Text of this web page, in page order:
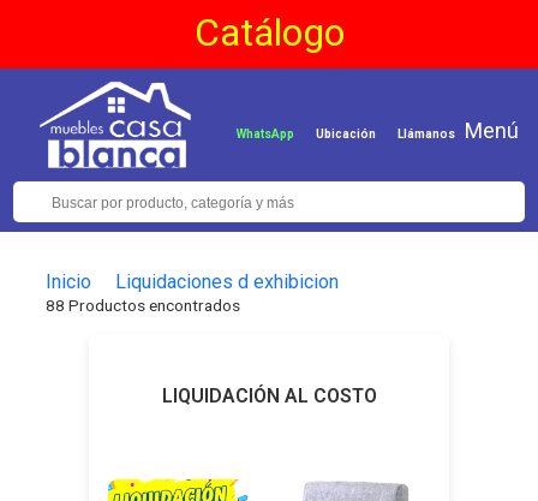
Catálogo
WhatsApp Ubicación Llámanos Menú
Inicio Liquidaciones d exhibicion
88 Productos encontrados
LIQUIDACIÓN AL COSTO